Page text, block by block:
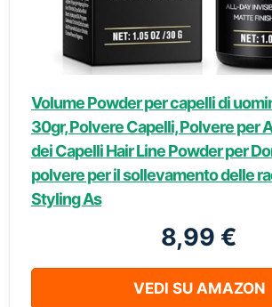
Volume Powder per capelli di
30gr, Polvere Capelli, Polvere per
dei Capelli Hair Line Powder per
polvere per il sollevamento delle
Styling As
8,99 €
VEDI SU AMAZON